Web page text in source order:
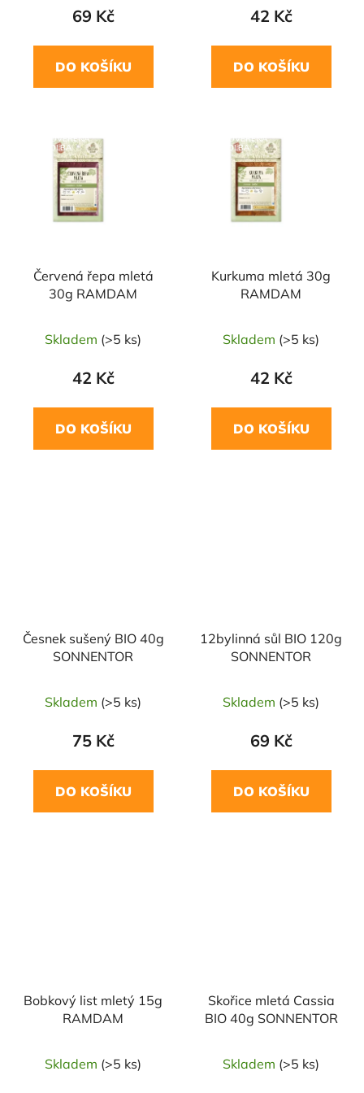
69 Kč
DO KOŠÍKU
42 Kč
DO KOŠÍKU
NAŠE OVĚŘENÁ
VOLBA
Červená řepa mletá
30g RAMDAM
Skladem (>5 ks)
42 Kč
DO KOŠÍKU
NAŠE OVĚŘENÁ
VOLBA
Kurkuma mletá 30g
RAMDAM
Skladem (>5 ks)
42 Kč
DO KOŠÍKU
Česnek sušený BIO 40g
SONNENTOR
Skladem (>5 ks)
75 Kč
DO KOŠÍKU
12bylinná sůl BIO 120g
SONNENTOR
Skladem (>5 ks)
69 Kč
DO KOŠÍKU
Bobkový list mletý 15g
RAMDAM
Skladem (>5 ks)
Skořice mletá Cassia
BIO 40g SONNENTOR
Skladem (>5 ks)